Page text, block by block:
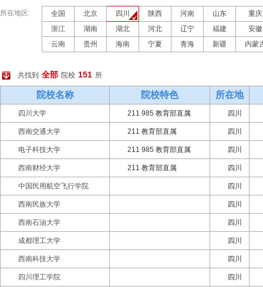
所在地区: 全国 北京 四川 陕西 河南 山东
重庆
浙江
湖南 湖北 河北 辽宁 福建
安徽
云南
贵州 海南 宁夏 青海 新疆 内蒙
共找到 全部 院校 151 所
院校名称 院校特色 所在地
四川大学 211 985 教育部直属 四川
西南交通大学 211 教育部直属 四川
电子科技大学 211 985 教育部直属 四川
西南财经大学 211 教育部直属 四川
中国民用航空飞行学院 四川
西南民族大学 四川
西南石油大学 四川
成都理工大学 四川
西南科技大学 四川
四川理工学院 四川